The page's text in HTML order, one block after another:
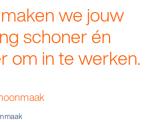
we jouw
schoner én
om in te werken.